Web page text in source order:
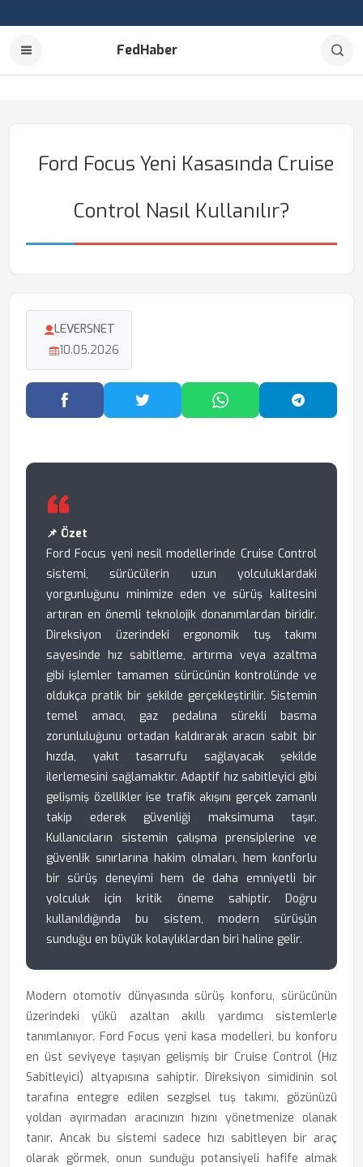
FedHaber
Ford Focus Yeni Kasasında Cruise
Control Nasıl Kullanılır?
LEVERSNET
10.05.2026
Facebook'ta PaylaşTwitter'da PaylaşWhatsApp'ta Paylaş
📌 Özet
Ford Focus yeni nesil modellerinde Cruise Control
sistemi, sürücülerin uzun yolculuklardaki
yorgunluğunu minimize eden ve sürüş kalitesini
artıran en önemli teknolojik donanımlardan biridir.
Direksiyon üzerindeki ergonomik tuş takımı
sayesinde hız sabitleme, artırma veya azaltma
gibi işlemler tamamen sürücünün kontrolünde ve
oldukça pratik bir şekilde gerçekleştirilir. Sistemin
temel amacı, gaz pedalına sürekli basma
zorunluluğunu ortadan kaldırarak aracın sabit bir
hızda, yakıt tasarrufu sağlayacak şekilde
ilerlemesini sağlamaktır. Adaptif hız sabitleyici gibi
gelişmiş özellikler ise trafik akışını gerçek zamanlı
takip ederek güvenliği maksimuma taşır.
Kullanıcıların sistemin çalışma prensiplerine ve
güvenlik sınırlarına hakim olmaları, hem konforlu
bir sürüş deneyimi hem de daha emniyetli bir
yolculuk için kritik öneme sahiptir. Doğru
kullanıldığında bu sistem, modern sürüşün
sunduğu en büyük kolaylıklardan biri haline gelir.
Modern otomotiv dünyasında sürüş konforu, sürücünün
üzerindeki yükü azaltan akıllı yardımcı sistemlerle
tanımlanıyor. Ford Focus yeni kasa modelleri, bu konforu
en üst seviyeye taşıyan gelişmiş bir Cruise Control (Hız
Sabitleyici) altyapısına sahiptir. Direksiyon simidinin sol
tarafına entegre edilen sezgisel tuş takımı, gözünüzü
yoldan ayırmadan aracınızın hızını yönetmenize olanak
tanır. Ancak bu sistemi sadece hızı sabitleyen bir araç
olarak görmek, onun sunduğu potansiyeli hafife almak